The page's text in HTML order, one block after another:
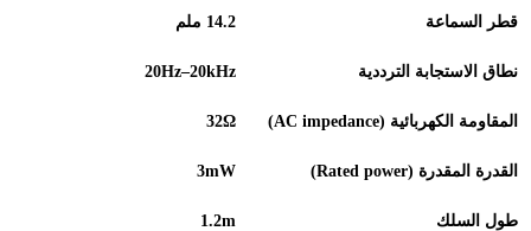
قطر السماعة 14.2 ملم
نطاق الاستجابة الترددية 20Hz–20kHz
المقاومة الكهربائية (AC impedance)
32Ω
القدرة المقدرة (Rated power)
3mW
طول السلك 1.2m